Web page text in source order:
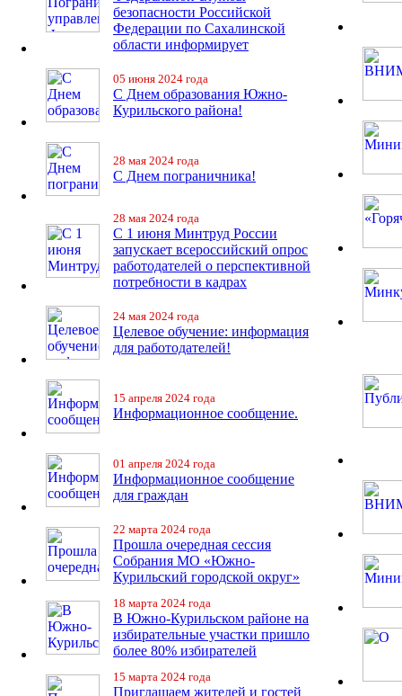
безопасности Российской
Федерации по Сахалинской
области информирует
05 июня 2024 года
С Днем образования Южно-
Курильского района!
28 мая 2024 года
С Днем пограничника!
28 мая 2024 года
С 1 июня Минтруд России
запускает всероссийский опрос
работодателей о перспективной
потребности в кадрах
24 мая 2024 года
Целевое обучение: информация
для работодателей!
15 апреля 2024 года
Информационное сообщение.
01 апреля 2024 года
Информационное сообщение
для граждан
22 марта 2024 года
Прошла очередная сессия
Собрания МО «Южно-
Курильский городской округ»
18 марта 2024 года
В Южно-Курильском районе на
избирательные участки пришло
более 80% избирателей
15 марта 2024 года
Приглашаем жителей и гостей